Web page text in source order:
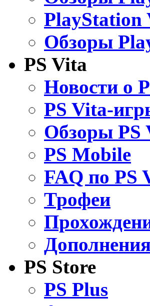
PlayStation
Обзоры
PS Vita
Новости о
PS Vita-
Обзоры PS
PS Mobile
FAQ по PS
Трофеи
PS Store
PS Plus